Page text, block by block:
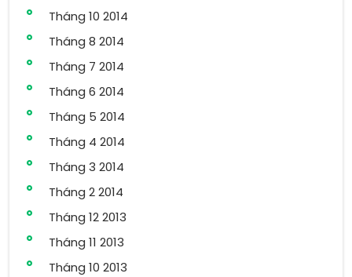
Tháng 10 2014
Tháng 8 2014
Tháng 7 2014
Tháng 6 2014
Tháng 5 2014
Tháng 4 2014
Tháng 3 2014
Tháng 2 2014
Tháng 12 2013
Tháng 11 2013
Tháng 10 2013